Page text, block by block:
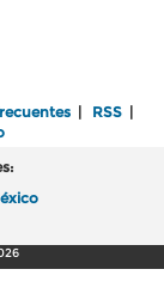
| RSS |